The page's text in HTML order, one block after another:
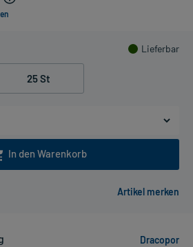
Lieferbar
25 St
In den Warenkorb
Dracopor